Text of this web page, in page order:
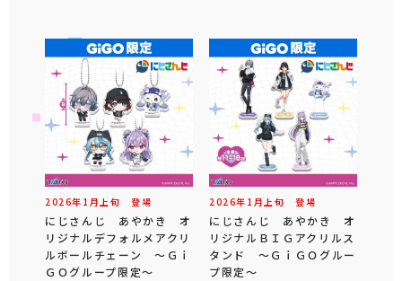
2026年 1 月 上旬 登場
にじさんじ あやかき オ
リジナルデフォルメアクリ
ルボールチェーン ～Ｇｉ
ＧＯグループ限定～
2026年 1 月 上旬 登場
にじさんじ あやかき オ
リジナルＢＩＧアクリルス
タンド ～ＧｉＧＯグルー
プ限定～